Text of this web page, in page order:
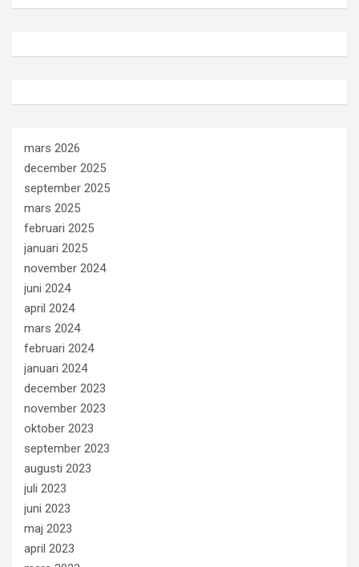
mars 2026
december 2025
september 2025
mars 2025
februari 2025
januari 2025
november 2024
juni 2024
april 2024
mars 2024
februari 2024
januari 2024
december 2023
november 2023
oktober 2023
september 2023
augusti 2023
juli 2023
juni 2023
maj 2023
april 2023